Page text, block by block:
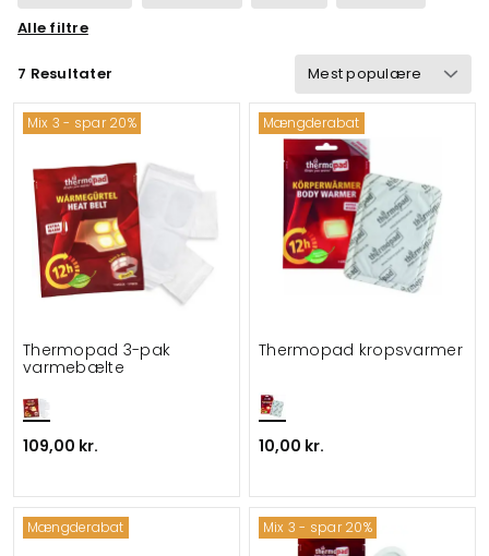
Egenskaber
Alle filtre
7 Resultater
Mix 3 - spar 20%
Thermopad 3-pak
varmebælte
109,00 kr.
Mængderabat
Thermopad kropsvarmer
10,00 kr.
Mængderabat Mix 3 - spar 20%